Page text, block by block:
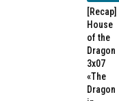
[Recap]
House
of the
Dragon
3x07
«The
Dragon